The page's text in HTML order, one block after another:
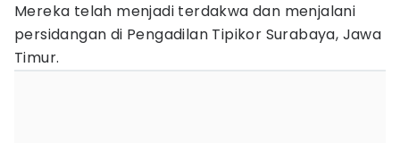
Mereka telah menjadi terdakwa dan menjalani
persidangan di Pengadilan Tipikor Surabaya, Jawa
Timur.